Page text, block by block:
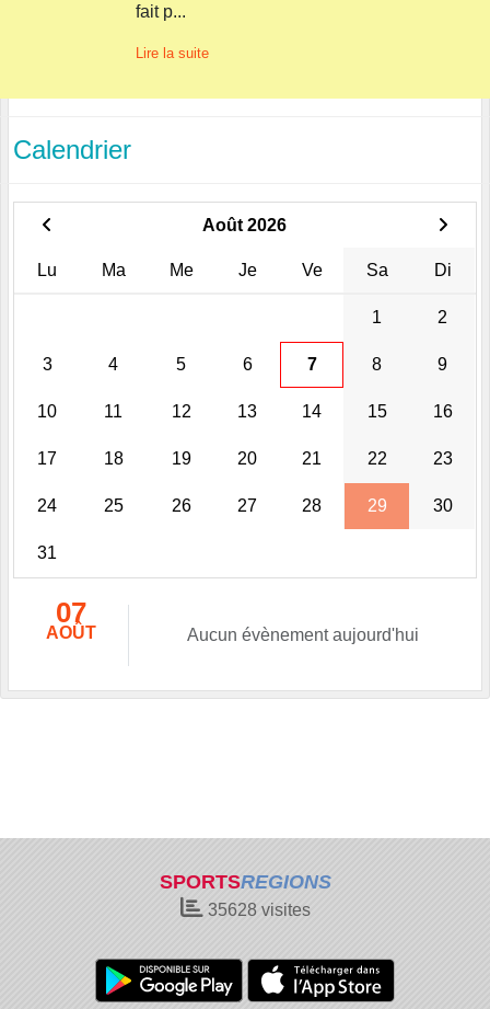
fait p...
Lire la suite
Calendrier
Août 2026
Lu Ma Me Je Ve Sa Di
1 2
3 4 5 6 7 8 9
10 11 12 13 14 15 16
17 18 19 20 21 22 23
24 25 26 27 28 29 30
31
07
AOÛT Aucun évènement aujourd'hui
SPORTSREGIONS
35628visites